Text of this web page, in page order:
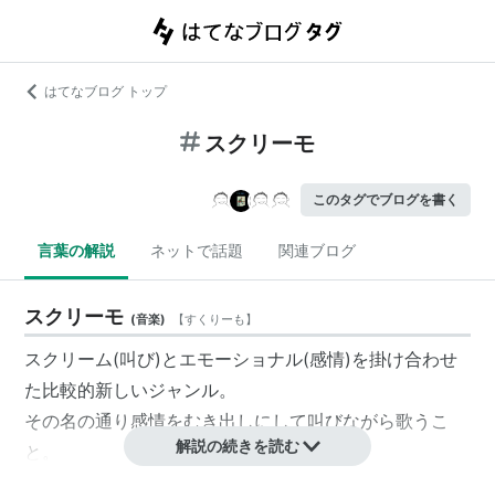
はてなブログ トップ
スクリーモ
このタグでブログを書く
言葉の解説 ネットで話題 関連ブログ
スクリーモ (音楽) 【すくりーも】
スクリーム(叫び)とエモーショナル(感情)を掛け合わせ
た比較的新しいジャンル。
その名の通り感情をむき出しにして叫びながら歌うこ
と。
解説の続きを読む